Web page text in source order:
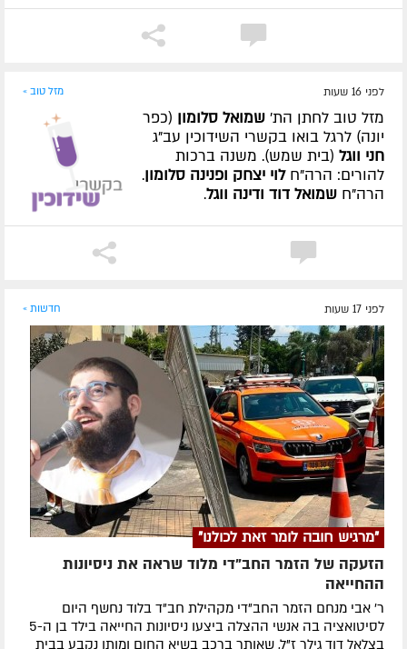
לפני 16 שעות מזל טוב »
מזל טוב לחתן הת' שמואל סלומון (כפר
יונה) לרגל בואו בקשרי השידוכין עב"ג
חני ווגל (בית שמש). משנה ברכות
להורים: הרה"חלוי יצחק ופנינה סלומון.
הרה"ח שמואל דוד ודינה ווגל.
לפני 17 שעות חדשות »
"מרגיש חובה לומר זאת לכולנו"
הזעקה של הזמר החב"די מלוד שראה את ניסיונות
ההחייאה
ר' אבי מנחם הזמר החב"די מקהילת חב"ד בלוד נחשף היום
לסיטואציה בה אנשי ההצלה ביצעו ניסיונות החייאה בילד בן ה-5
בצלאל דוד גילר ז"ל, שאותר ברכב בשיא החום ומותו נקבע בבית